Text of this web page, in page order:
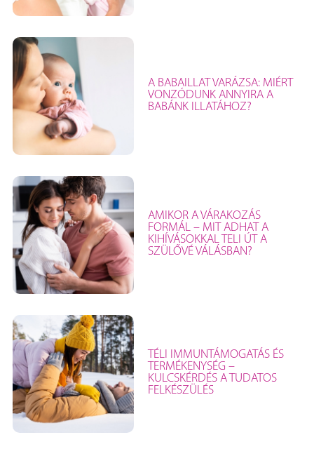
A BABAILLAT VARÁZSA: MIÉRT
VONZÓDUNK ANNYIRA A
BABÁNK ILLATÁHOZ?
AMIKOR A VÁRAKOZÁS
FORMÁL – MIT ADHAT A
KIHÍVÁSOKKAL TELI ÚT A
SZÜLŐVÉ VÁLÁSBAN?
TÉLI IMMUNTÁMOGATÁS ÉS
TERMÉKENYSÉG –
KULCSKÉRDÉS A TUDATOS
FELKÉSZÜLÉS